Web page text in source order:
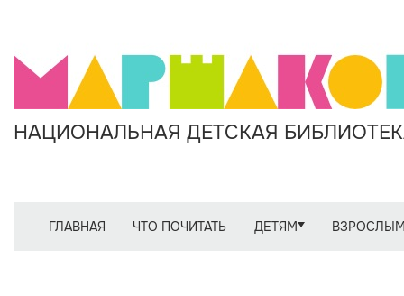
НАЦИОНАЛЬНАЯ ДЕТСКАЯ
ГЛАВНАЯ ЧТО ПОЧИТАТЬ ДЕТЯМ